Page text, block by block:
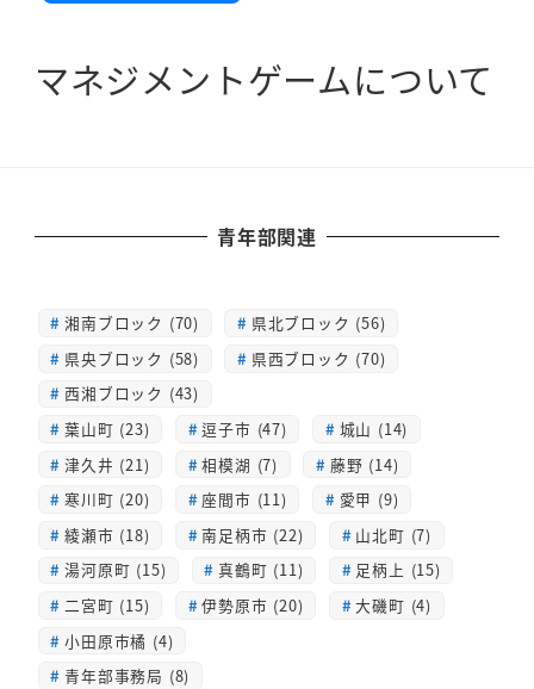
マネジメントゲームについて
青年部関連
湘南ブロック (70)
県北ブロック (56)
県央ブロック (58)
県西ブロック (70)
西湘ブロック (43)
葉山町 (23)
逗子市 (47)
城山 (14)
津久井 (21)
相模湖 (7)
藤野 (14)
寒川町 (20)
座間市 (11)
愛甲 (9)
綾瀬市 (18)
南足柄市 (22)
山北町 (7)
湯河原町 (15)
真鶴町 (11)
足柄上 (15)
二宮町 (15)
伊勢原市 (20)
大磯町 (4)
小田原市橘 (4)
青年部事務局 (8)